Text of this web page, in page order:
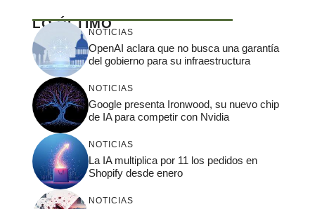
LO ÚLTIMO
NOTICIAS
OpenAI aclara que no busca una garantía
del gobierno para su infraestructura
NOTICIAS
Google presenta Ironwood, su nuevo chip
de IA para competir con Nvidia
NOTICIAS
La IA multiplica por 11 los pedidos en
Shopify desde enero
NOTICIAS